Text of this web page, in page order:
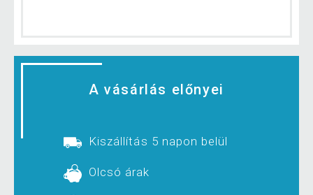
A vásárlás előnyei
Kiszállítás 5 napon belül
Olcsó árak